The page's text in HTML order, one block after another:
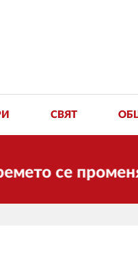
СВЯТ
променя и